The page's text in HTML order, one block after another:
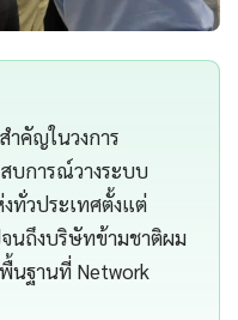
ำคัญในวงการ
บการณ์วางระบบ
ทั่วประเทศตั้งแต่
จนถึงบริษัทข้ามชาติผม
นฐานที่ Network